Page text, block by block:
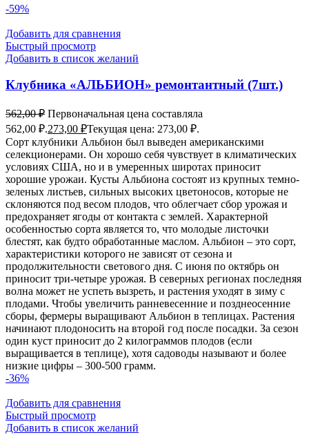
-59%
Добавить для сравнения
Быстрый просмотр
Добавить в список желаний
Клубника «АЛЬБИОН» ремонтантный (7шт.)
562,00₽ Первоначальная цена составляла
562,00 ₽.273,00 ₽Текущая цена: 273,00 ₽.
Сорт клубники Альбион был выведен американскими
селекционерами. Он хорошо себя чувствует в климатических
условиях США, но и в умеренных широтах приносит
хорошие урожаи. Кусты Альбиона состоят из крупных темно-
зеленых листьев, сильных высоких цветоносов, которые не
склоняются под весом плодов, что облегчает сбор урожая и
предохраняет ягоды от контакта с землей. Характерной
особенностью сорта является то, что молодые листочки
блестят, как будто обработанные маслом. Альбион – это сорт,
характеристики которого не зависят от сезона и
продолжительности светового дня. С июня по октябрь он
приносит три-четыре урожая. В северных регионах последняя
волна может не успеть вызреть, и растения уходят в зиму с
плодами. Чтобы увеличить ранневесенние и позднеосенние
сборы, фермеры выращивают Альбион в теплицах. Растения
начинают плодоносить на второй год после посадки. За сезон
один куст приносит до 2 килограммов плодов (если
выращивается в теплице), хотя садоводы называют и более
низкие цифры – 300-500 грамм.
-36%
Добавить для сравнения
Быстрый просмотр
Добавить в список желаний